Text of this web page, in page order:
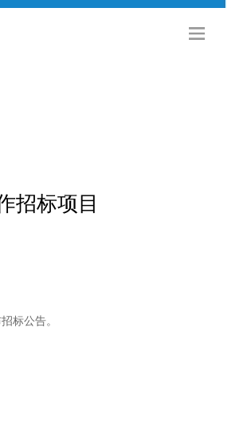
招标项目
标公告。